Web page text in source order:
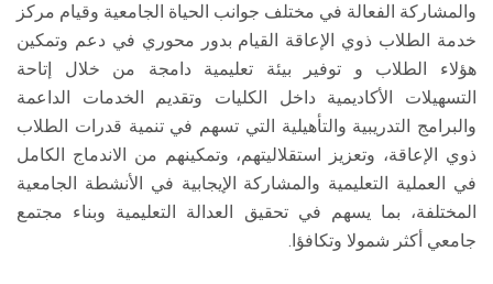
والمشاركة الفعالة في مختلف جوانب الحياة الجامعية وقيام مركز
خدمة الطلاب ذوي الإعاقة القيام بدور محوري في دعم وتمكين
هؤلاء الطلاب و توفير بيئة تعليمية دامجة من خلال إتاحة
التسهيلات الأكاديمية داخل الكليات وتقديم الخدمات الداعمة
والبرامج التدريبية والتأهيلية التي تسهم في تنمية قدرات الطلاب
ذوي الإعاقة، وتعزيز استقلاليتهم، وتمكينهم من الاندماج الكامل
في العملية التعليمية والمشاركة الإيجابية في الأنشطة الجامعية
المختلفة، بما يسهم في تحقيق العدالة التعليمية وبناء مجتمع
جامعي أكثر شمولا وتكافؤا.